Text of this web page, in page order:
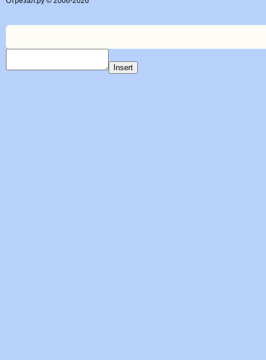
Insert